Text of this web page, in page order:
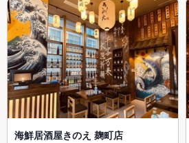
海鮮居酒屋きのえ 麹町店